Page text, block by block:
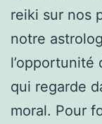
reiki sur nos
notre
l’opportunité
qui regarde
moral. Pour